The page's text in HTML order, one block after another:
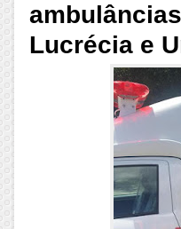
Lucrécia e